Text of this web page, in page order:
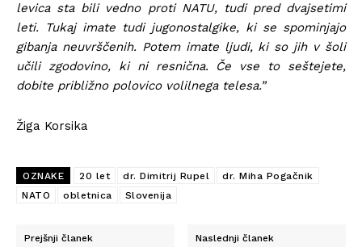
levica sta bili vedno proti NATU, tudi pred dvajsetimi
leti. Tukaj imate tudi jugonostalgike, ki se spominjajo
gibanja neuvrščenih. Potem imate ljudi, ki so jih v šoli
učili zgodovino, ki ni resnična. Če vse to seštejete,
dobite približno polovico volilnega telesa.”
Žiga Korsika
OZNAKE 20 let dr. Dimitrij Rupel
dr. Miha Pogačnik
NATO
obletnica Slovenija
Prejšnji članek Naslednji članek